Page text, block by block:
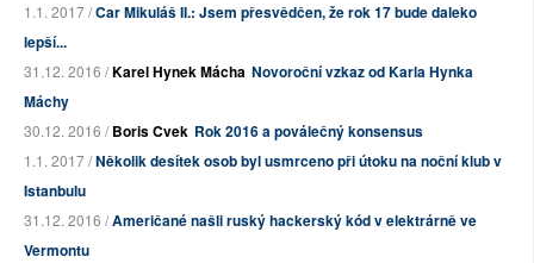
1.1. 2017 /Car Mikuláš II.: Jsem přesvědčen, že rok 17 bude daleko
lepší...
31.12. 2016 /Karel Hynek Mácha Novoroční vzkaz od Karla Hynka
Máchy
30.12. 2016 /Boris Cvek Rok 2016 a poválečný konsensus
1.1. 2017 /Několik desítek osob byl usmrceno při útoku na noční klub v
Istanbulu
31.12. 2016 /Američané našli ruský hackerský kód v elektrárně ve
Vermontu